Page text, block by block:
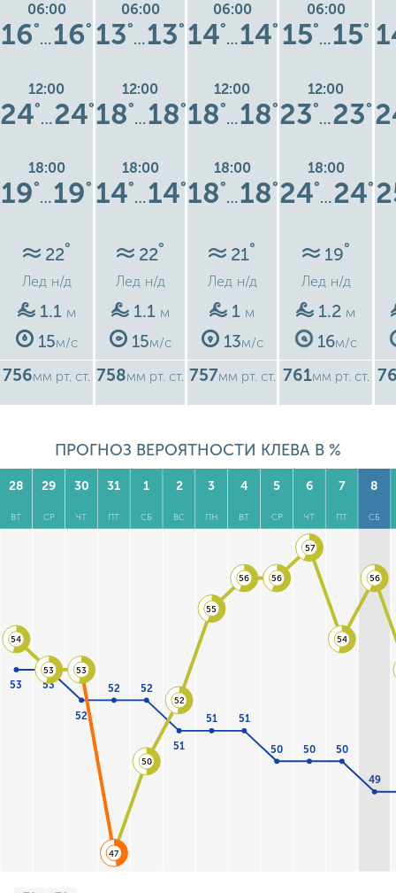
06:00
16°
…16°
12:00
24°
…24°
18:00
19°
…19°
22°
Лед н/д
1.1 м
15м/с
756мм рт. ст.
06:00
13°
…13°
12:00
18°
…18°
18:00
14°
…14°
22°
Лед н/д
1.1 м
15м/с
758мм рт. ст.
06:00
14°
…14°
12:00
18°
…18°
18:00
18°
…18°
21°
Лед н/д
1 м
13м/с
757мм рт. ст.
06:00
15°
…15°
12:00
23°
…23°
18:00
24°
…24°
19°
Лед н/д
1.2 м
16м/с
761мм рт. ст.
ПРОГНОЗ ВЕРОЯТНОСТИ КЛЕВА В %
28
ВТ
29
СР
30
ЧТ
31
ПТ
1
СБ
2
ВС
3
ПН
4
ВТ
5
СР
6
ЧТ
7
ПТ
8
СБ
53 53
52
52 52
51
51 51
50 50 50
49
54
53 53
47
50
52
55
56 56
57
54
56